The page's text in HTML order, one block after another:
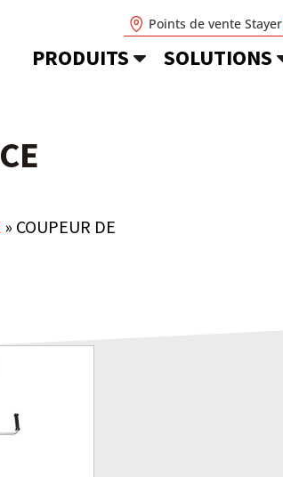
Points de vente Stayer
PRODUITS SOLUTIONS
» COUPEUR DE